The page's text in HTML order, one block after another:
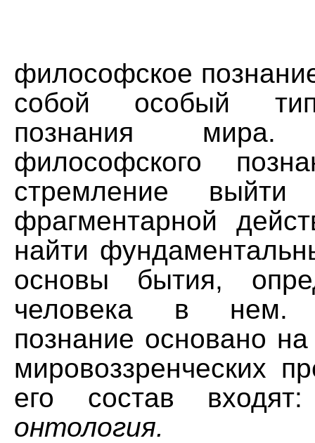
философское
собой особый тип
познания мира.
философского
стремление
фрагментарной
найти
основы бытия,
человека в нем.
познание основано
мировоззренческих
его состав
онтология.